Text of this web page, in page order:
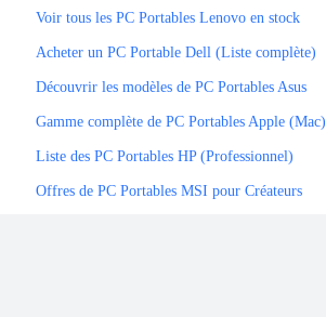
Ancre de Lien / CTA
Voir tous les PC Portables Lenovo en stock
Acheter un PC Portable Dell (Liste complète)
Découvrir les modèles de PC Portables Asus
Gamme complète de PC Portables Apple (Mac)
Liste des PC Portables HP (Professionnel)
Offres de PC Portables MSI pour Créateurs